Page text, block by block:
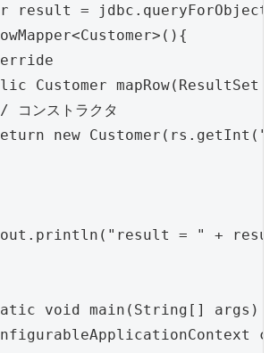
result =
Customer mapRow(ResultSet
ンストラクタ
new
= " +
void main(String[] args) {